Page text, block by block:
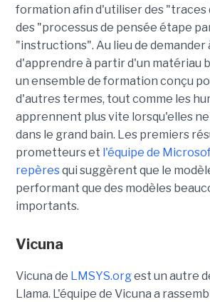
formation afin d'utiliser des "traces
des "processus de pensée étape
"instructions". Au lieu de demander
d'apprendre à partir d'un matériau
un ensemble de formation conçu
d'autres termes, tout comme les
apprennent plus vite lorsqu'elles
dans le grand bain. Les premiers
prometteurs et l'équipe de
repèresqui suggèrent que le
performant que des modèles
importants.
Vicuna
Vicuna de LMSYS.orgest un autre
Llama. L'équipe de Vicuna a